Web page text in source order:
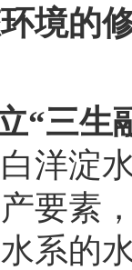
境的
“三生
洋淀
要素
系的